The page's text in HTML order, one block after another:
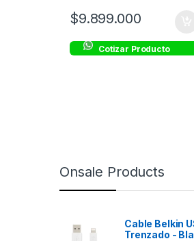
$9.899.000
Cotizar Producto
Onsale Products
Cable Belkin
Trenzado -